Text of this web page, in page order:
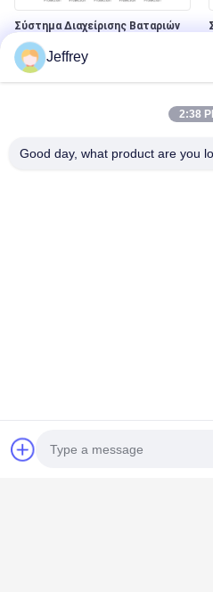
Σύστημα Διαχείρισης Βαταριών
Υψηλής Πρόταση (HV BMS) ∙∙
Intelligent Lithium BMS ∙∙ Λύση
Αποθήκευσης Βαταριών για
Ενέργειας, UPS & Solar Battery
Jeffrey
2:38
Good day, what product are you